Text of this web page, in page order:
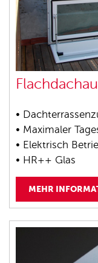
•
• Maximaler
• Elektrisch
• HR++ Glas
MEHR